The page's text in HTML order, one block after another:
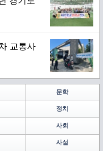
교통사
문학
정치
사회
사설